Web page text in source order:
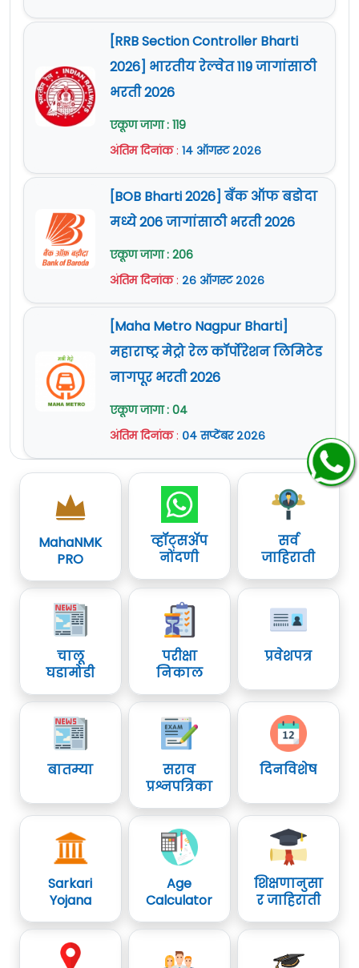
[RRB Section Controller Bharti
2026] भारतीय रेल्वेत 119 जागांसाठी
भरती 2026
एकूण जागा : 119
अंतिम दिनांक: १४ ऑगस्ट २०२६
[BOB Bharti 2026] बँक ऑफ बडोदा
मध्ये 206 जागांसाठी भरती 2026
एकूण जागा : 206
अंतिम दिनांक: २६ ऑगस्ट २०२६
[Maha Metro Nagpur Bharti]
महाराष्ट्र मेट्रो रेल कॉर्पोरेशन लिमिटेड
नागपूर भरती 2026
एकूण जागा : 04
अंतिम दिनांक: ०४ सप्टेंबर २०२६
MahaNMK
PRO
व्हॉट्सॲप
नोंदणी
सर्व
जाहिराती
चालू
घडामोडी
परीक्षा
निकाल
प्रवेशपत्र
बातम्या
सराव
प्रश्नपत्रिका
दिनविशेष
Sarkari
Yojana
Age
Calculator
शिक्षणानुसा
र जाहिराती